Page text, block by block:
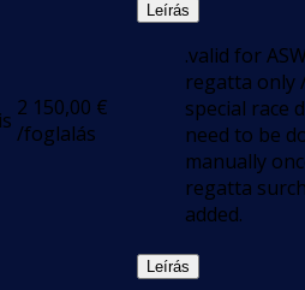
2 150,00 €
/foglalás
Leírás
.valid for
regatta only
special race
need to be
manually
regatta
added.
Leírás